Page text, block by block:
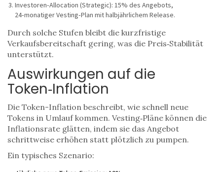
Investoren‑Allocation (Strategic): 15% des Angebots,
24‑monatiger Vesting‑Plan mit halbjährlichem Release.
Durch solche Stufen bleibt die kurzfristige
Verkaufsbereitschaft gering, was die Preis‑Stabilität
unterstützt.
Auswirkungen auf die
Token‑Inflation
Die Token-Inflation beschreibt, wie schnell neue
Tokens in Umlauf kommen. Vesting‑Pläne können die
Inflationsrate glätten, indem sie das Angebot
schrittweise erhöhen statt plötzlich zu pumpen.
Ein typisches Szenario: